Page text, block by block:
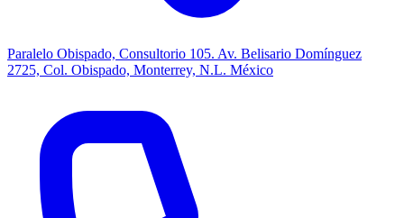
Paralelo Obispado, Consultorio 105. Av. Belisario Domínguez
2725, Col. Obispado, Monterrey, N.L. México